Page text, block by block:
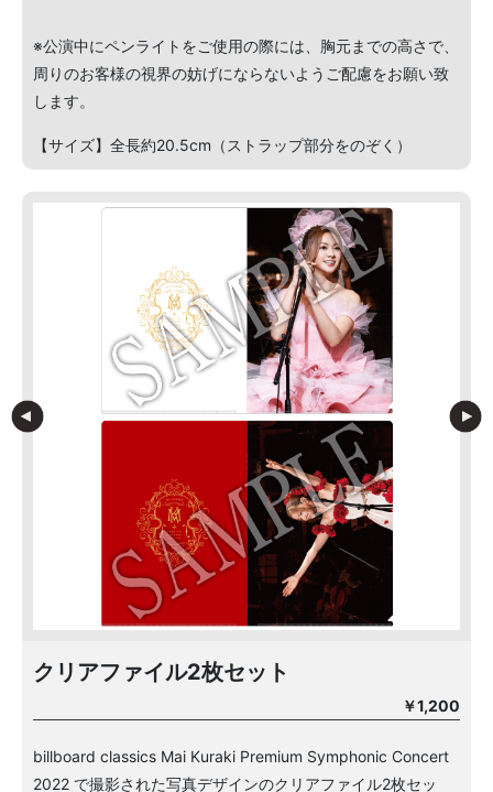
※公演中にペンライトをご使用の際には、胸元までの高さで、
周りのお客様の視界の妨げにならないようご配慮をお願い致
します。
【サイズ】全長約20.5cm（ストラップ部分をのぞく）
クリアファイル2枚セット
￥1,200
billboard classics Mai Kuraki Premium Symphonic Concert
2022 で撮影された写真デザインのクリアファイル2枚セッ